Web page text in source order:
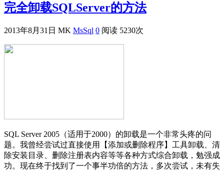
完全卸载SQLServer的方法
2013年8月31日 MK MsSql 0 阅读 5230次
SQL Server 2005（适用于2000）的卸载是一个非常头疼的问
题。我曾经尝试过直接使用【添加或删除程序】工具卸载、清
除安装目录、删除注册表内容等等各种方式综合卸载，勉强成
功。现在终于找到了一个事半功倍的方法，多次尝试，未有失